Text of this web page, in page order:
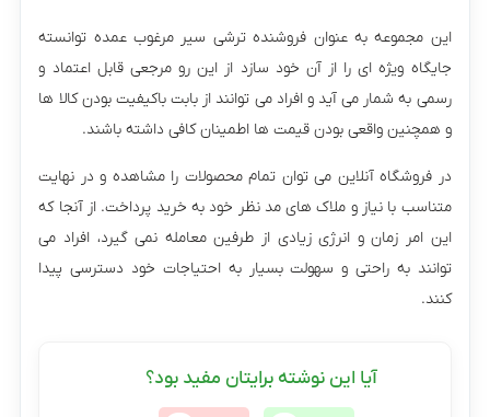
این مجموعه به عنوان فروشنده ترشی سیر مرغوب عمده توانسته
جایگاه ویژه ای را از آن خود سازد از این رو مرجعی قابل اعتماد و
رسمی به شمار می آید و افراد می توانند از بابت باکیفیت بودن کالا ها
و همچنین واقعی بودن قیمت ها اطمینان کافی داشته باشند.
در فروشگاه آنلاین می توان تمام محصولات را مشاهده و در نهایت
متناسب با نیاز و ملاک های مد نظر خود به خرید پرداخت. از آنجا که
این امر زمان و انرژی زیادی از طرفین معامله نمی گیرد، افراد می
توانند به راحتی و سهولت بسیار به احتیاجات خود دسترسی پیدا
کنند.
آیا این نوشته برایتان مفید بود؟